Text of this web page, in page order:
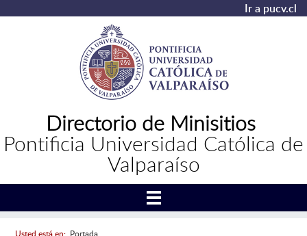
Ir a pucv.cl
Directorio de Minisitios
Pontificia Universidad Católica de
Valparaíso
Usted está en: Portada